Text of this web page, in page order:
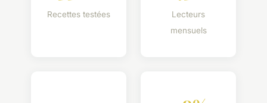
Recettes testées
Lecteurs
mensuels